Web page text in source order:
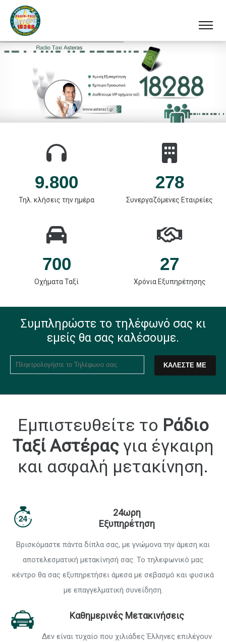
9.800
Τηλ. κλήσεις την ημέρα
278
Συνεργαζόμενες Εταιρείες
700
Οχήματα Ταξί
27
Χρόνια Εξυπηρέτησης
Συμπληρώστε το τηλέφωνό σας κι
εμείς θα σας καλέσουμε.
Εμπιστευθείτε το Ράδιο
Ταξί Αστέραςγια έγκαιρη
και ασφαλή μετακίνηση.
24ωρη
Εξυπηρέτηση
Βρισκόμαστε πάντα δίπλα σας, με γνώμονα την άμεση και
αποτελεσματική μετακίνησή σας. Το τηλεφωνικό μας
κέντρο θα σας εξυπηρετήσει άμεσα με σεβασμό και φυσικά
με επαγγελματική συνείδηση.
Καθημερινές Μετακινήσεις
Δεν είναι τυχαίο που χιλιάδες Έλληνες επιλέγουν